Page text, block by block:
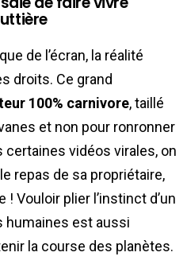
de l’écran, la réalité
droits. Ce grand
100% carnivore, taillé
et non pour ronronner
certaines vidéos virales, on
repas de sa propriétaire,
Vouloir plier l’instinct d’un
humaines est aussi
la course des planètes.